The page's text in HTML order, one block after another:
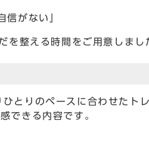
信がない」
整える時間をご用意しまし
とりのペースに合わせたト
できる内容です。